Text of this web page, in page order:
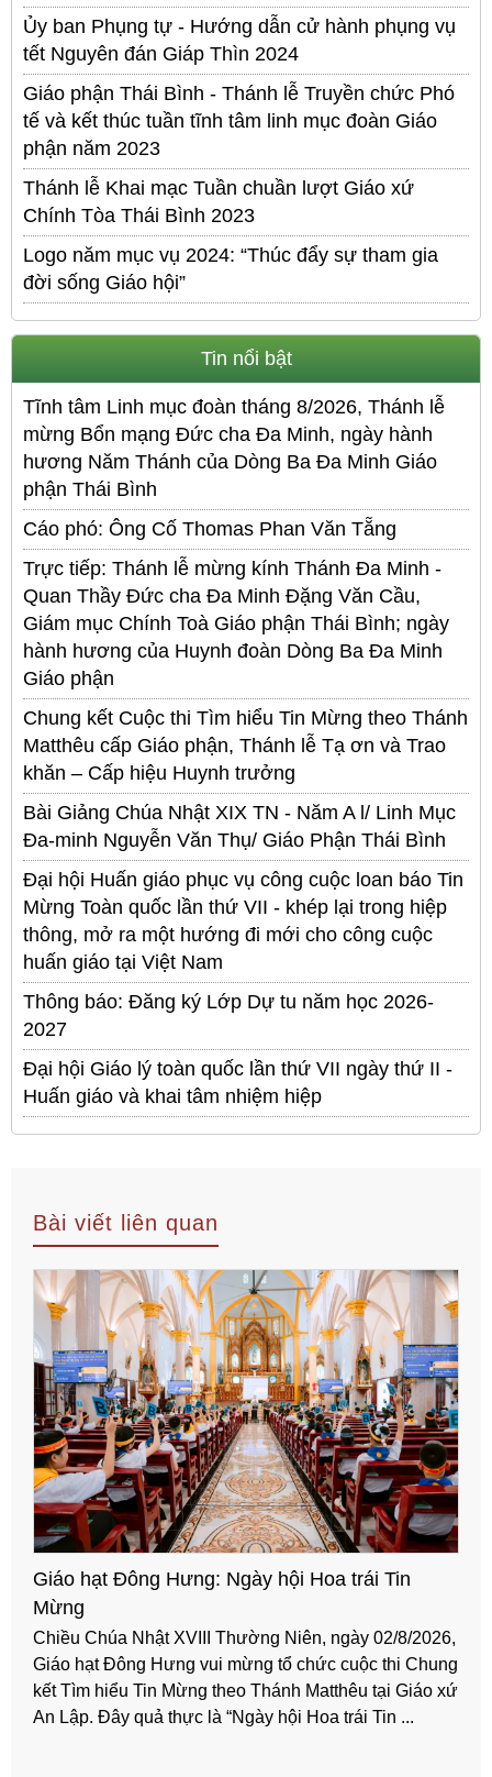
Ủy ban Phụng tự - Hướng dẫn cử hành phụng vụ
tết Nguyên đán Giáp Thìn 2024
Giáo phận Thái Bình - Thánh lễ Truyền chức Phó
tế và kết thúc tuần tĩnh tâm linh mục đoàn Giáo
phận năm 2023
Thánh lễ Khai mạc Tuần chuần lượt Giáo xứ
Chính Tòa Thái Bình 2023
Logo năm mục vụ 2024: “Thúc đẩy sự tham gia
đời sống Giáo hội”
Tin nổi bật
Tĩnh tâm Linh mục đoàn tháng 8/2026, Thánh lễ
mừng Bổn mạng Đức cha Đa Minh, ngày hành
hương Năm Thánh của Dòng Ba Đa Minh Giáo
phận Thái Bình
Cáo phó: Ông Cố Thomas Phan Văn Tẵng
Trực tiếp: Thánh lễ mừng kính Thánh Đa Minh -
Quan Thầy Đức cha Đa Minh Đặng Văn Cầu,
Giám mục Chính Toà Giáo phận Thái Bình; ngày
hành hương của Huynh đoàn Dòng Ba Đa Minh
Giáo phận
Chung kết Cuộc thi Tìm hiểu Tin Mừng theo Thánh
Matthêu cấp Giáo phận, Thánh lễ Tạ ơn và Trao
khăn – Cấp hiệu Huynh trưởng
Bài Giảng Chúa Nhật XIX TN - Năm A l/ Linh Mục
Đa-minh Nguyễn Văn Thụ/ Giáo Phận Thái Bình
Đại hội Huấn giáo phục vụ công cuộc loan báo Tin
Mừng Toàn quốc lần thứ VII - khép lại trong hiệp
thông, mở ra một hướng đi mới cho công cuộc
huấn giáo tại Việt Nam
Thông báo: Đăng ký Lớp Dự tu năm học 2026-
2027
Đại hội Giáo lý toàn quốc lần thứ VII ngày thứ II -
Huấn giáo và khai tâm nhiệm hiệp
Bài viết liên quan
Giáo hạt Đông Hưng: Ngày hội Hoa trái Tin
Mừng
Chiều Chúa Nhật XVIII Thường Niên, ngày 02/8/2026,
Giáo hạt Đông Hưng vui mừng tổ chức cuộc thi Chung
kết Tìm hiểu Tin Mừng theo Thánh Matthêu tại Giáo xứ
An Lập. Đây quả thực là “Ngày hội Hoa trái Tin ...